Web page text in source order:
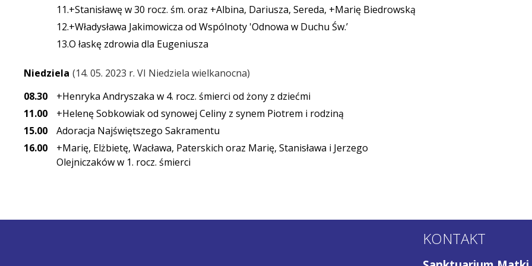
11.+Stanisławę w 30 rocz. śm. oraz +Albina, Dariusza, Sereda, +Marię Biedrowską
12.+Władysława Jakimowicza od Wspólnoty 'Odnowa w Duchu Św.’
13.O łaskę zdrowia dla Eugeniusza
Niedziela 14. 05. 2023 r. VI Niedziela wielkanocna
08.30
+Henryka Andryszaka w 4. rocz. śmierci od żony z dziećmi
11.00
+Helenę Sobkowiak od synowej Celiny z synem Piotrem i rodziną
15.00
Adoracja Najświętszego Sakramentu
16.00
+Marię, Elżbietę, Wacława, Paterskich oraz Marię, Stanisława i Jerzego
Olejniczaków w 1. rocz. śmierci
KONTAKT